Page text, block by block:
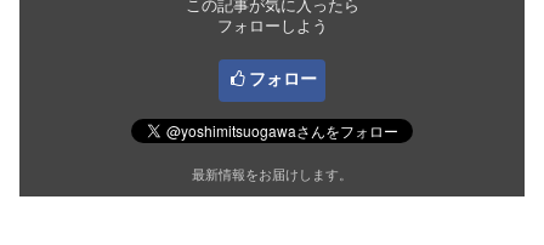
この記事が気に入ったら
フォローしよう
フォロー
最新情報をお届けします。